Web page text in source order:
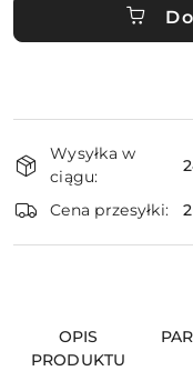
i
dostawa
Wysyłka w
ciągu:
Cena przesyłki:
OPIS
PRODUKTU